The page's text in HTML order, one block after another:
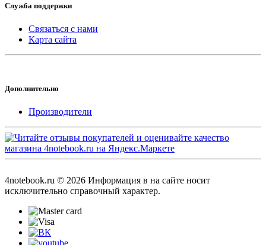
Служба поддержки
Связаться с нами
Карта сайта
Дополнительно
Производители
4notebook.ru © 2026 Информация в на сайте носит
исключительно справочный характер.